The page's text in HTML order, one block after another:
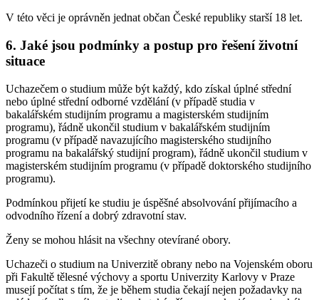
V této věci je oprávněn jednat občan České republiky starší 18 let.
6. Jaké jsou podmínky a postup pro řešení životní
situace
Uchazečem o studium může být každý, kdo získal úplné střední
nebo úplné střední odborné vzdělání (v případě studia v
bakalářském studijním programu a magisterském studijním
programu), řádně ukončil studium v bakalářském studijním
programu (v případě navazujícího magisterského studijního
programu na bakalářský studijní program), řádně ukončil studium v
magisterském studijním programu (v případě doktorského studijního
programu).
Podmínkou přijetí ke studiu je úspěšné absolvování přijímacího a
odvodního řízení a dobrý zdravotní stav.
Ženy se mohou hlásit na všechny otevírané obory.
Uchazeči o studium na Univerzitě obrany nebo na Vojenském oboru
při Fakultě tělesné výchovy a sportu Univerzity Karlovy v Praze
musejí počítat s tím, že je během studia čekají nejen požadavky na